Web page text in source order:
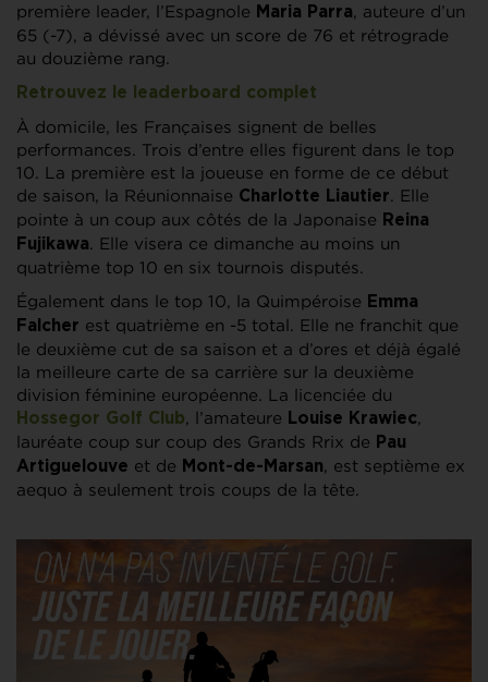
première leader, l’Espagnole Maria Parra, auteure d’un
65 (-7), a dévissé avec un score de 76 et rétrograde
au douzième rang.
Retrouvez le leaderboard complet
À domicile, les Françaises signent de belles
performances. Trois d’entre elles figurent dans le top
10. La première est la joueuse en forme de ce début
de saison, la Réunionnaise Charlotte Liautier. Elle
pointe à un coup aux côtés de la Japonaise Reina
Fujikawa. Elle visera ce dimanche au moins un
quatrième top 10 en six tournois disputés.
Également dans le top 10, la Quimpéroise Emma
Falcher est quatrième en -5 total. Elle ne franchit que
le deuxième cut de sa saison et a d’ores et déjà égalé
la meilleure carte de sa carrière sur la deuxième
division féminine européenne. La licenciée du
Hossegor Golf Club, l’amateure Louise Krawiec,
lauréate coup sur coup des Grands Rrix de Pau
Artiguelouve et de Mont-de-Marsan, est septième ex
aequo à seulement trois coups de la tête.